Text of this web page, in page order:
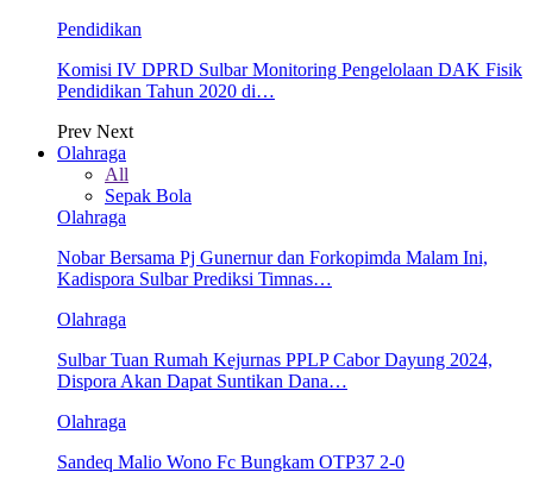
Pendidikan
Komisi IV DPRD Sulbar Monitoring Pengelolaan DAK Fisik
Pendidikan Tahun 2020 di…
Prev Next
Olahraga
All
Sepak Bola
Olahraga
Nobar Bersama Pj Gunernur dan Forkopimda Malam Ini,
Kadispora Sulbar Prediksi Timnas…
Olahraga
Sulbar Tuan Rumah Kejurnas PPLP Cabor Dayung 2024,
Dispora Akan Dapat Suntikan Dana…
Olahraga
Sandeq Malio Wono Fc Bungkam OTP37 2-0